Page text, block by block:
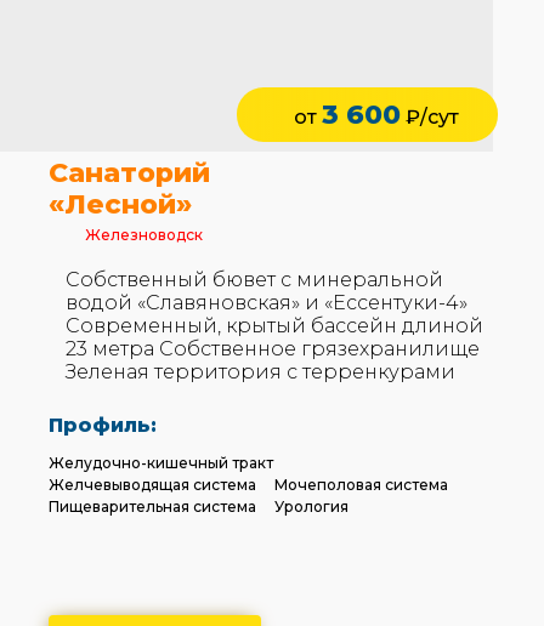
Санаторий
«Лесной»
Железноводск
Собственный бювет с минеральной
водой «Славяновская» и «Ессентуки-4»
Современный, крытый бассейн длиной
23 метра Собственное грязехранилище
Зеленая территория с терренкурами
Профиль:
Желудочно-кишечный тракт
Желчевыводящая система
Мочеполовая система
Пищеварительная система
Урология
от3 600 ₽/сут